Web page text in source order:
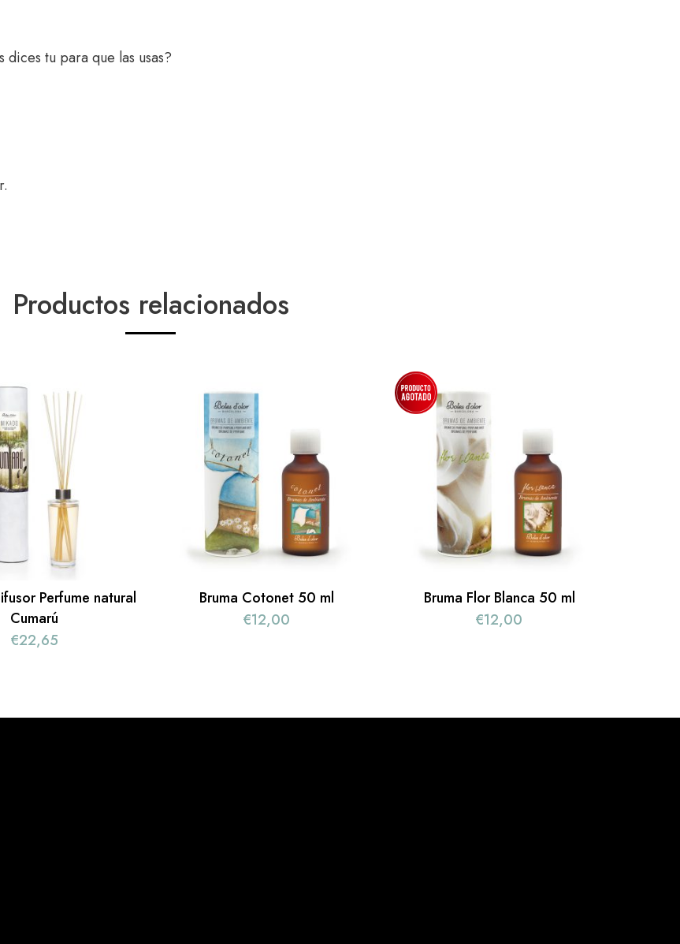
tu para que las usas?
Productos relacionados
Perfume natural
Cumarú
€22,65
Bruma Cotonet 50 ml
€12,00
Bruma Flor Blanca 50 ml
€12,00